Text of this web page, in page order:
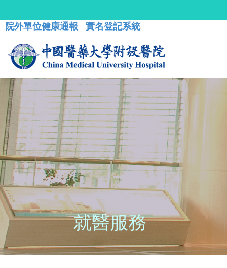
院外單位健康通報 實名登記系統
就醫服務